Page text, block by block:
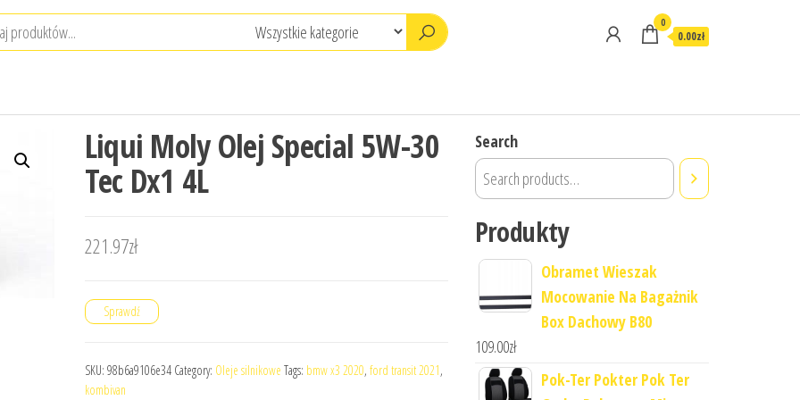
0
0.00zł
Liqui Moly Olej Special 5W-30
Tec Dx1 4L
221.97zł
Sprawdź
SKU: 98b6a9106e34 Category: Oleje silnikowe Tags: bmw x3 2020, ford transit 2021,
kombivan
Search
Produkty
Obramet Wieszak
Mocowanie Na Bagażnik
Box Dachowy B80
109.00zł
Pok-Ter Pokter Pok Ter